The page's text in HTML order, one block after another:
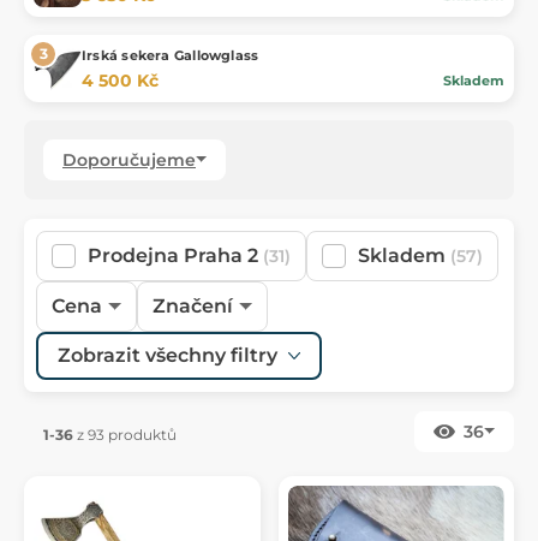
Irská sekera Gallowglass
4 500 Kč Skladem
Doporučujeme
Prodejna Praha 2 (31) Skladem (57)
Cena Značení
Zobrazit všechny filtry
1-36 z 93 produktů 36